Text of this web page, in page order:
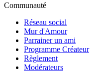
Communauté
Réseau social
Mur d'Amour
Parrainer un ami
Programme Créateur
Règlement
Modérateurs